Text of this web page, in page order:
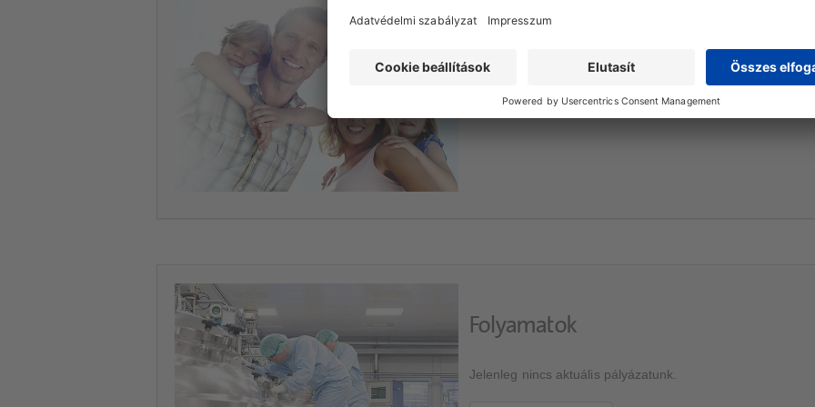
Tevékenységünket három indikációs területre
További információ
Folyamatok
Jelenleg nincs aktuális pályázatunk.